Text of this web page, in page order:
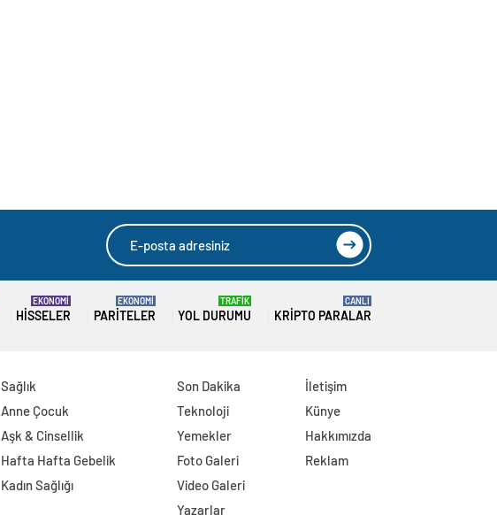
HISSELER
EKONOMİ
PARITELER
EKONOMİ
YOL DURUMU
TRAFİK
KRIPTO PARALAR
CANLI
Sağlık
Anne Çocuk
Aşk & Cinsellik
Hafta Hafta Gebelik
Kadın Sağlığı
Son Dakika
Teknoloji
Yemekler
Foto Galeri
Video Galeri
Yazarlar
İletişim
Künye
Hakkımızda
Reklam